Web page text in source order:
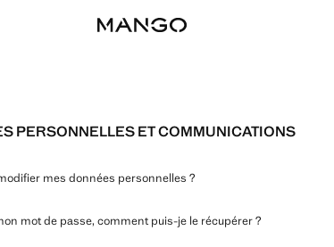
PERSONNELLES ET COMMUNICATIONS
mes données personnelles ?
mot de passe, comment puis-je le récupérer ?